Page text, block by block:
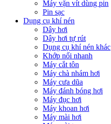
Máy vặn vít dùng pin
Pin sạc
Dụng cụ khí nén
Dây hơi
Dây hơi tự rút
Dụng cụ khí nén khác
Khớp nối nhanh
Máy cắt tôn
Máy chà nhám hơi
Máy cưa dũa
Máy đánh bóng hơi
Máy đục hơi
Máy khoan hơi
Máy mài hơi